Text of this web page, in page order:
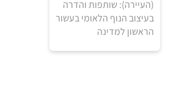
(העיירה): שותפות והדרה
בעיצוב הנוף הלאומי בעשור
הראשון למדינה